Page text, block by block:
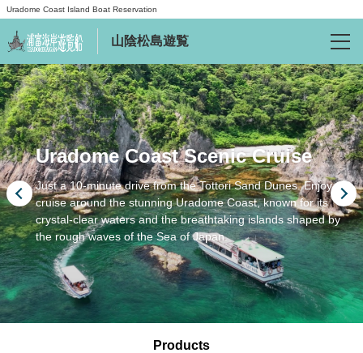
Uradome Coast Island Boat Reservation
山陰松島遊覧
Reservations
Language
日本語
English
繁體中文
Info
About Us
Uradome Coast Scenic Cruise
Just a 10-minute drive from the Tottori Sand Dunes. Enjoy a
cruise around the stunning Uradome Coast, known for its
crystal-clear waters and the breathtaking islands shaped by
the rough waves of the Sea of Japan.
Products